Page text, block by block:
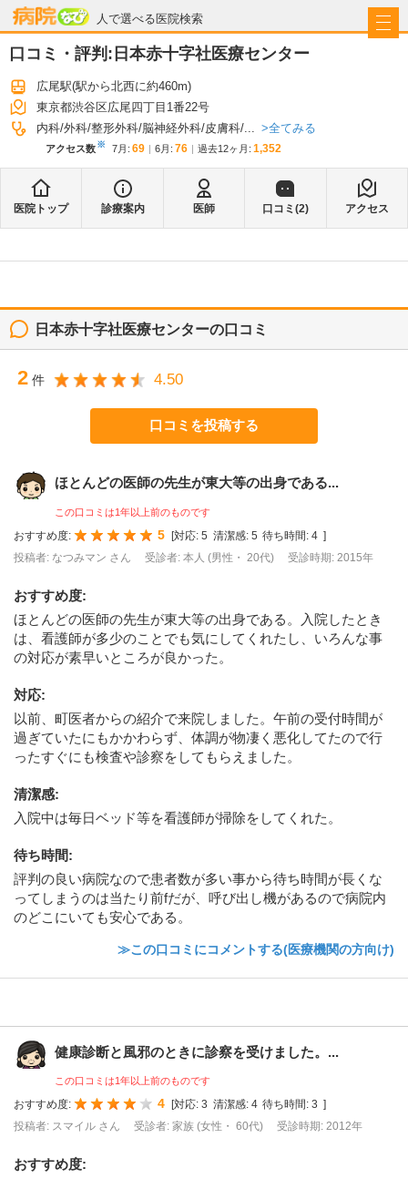
人で選べる医院検索
病院なび
口コミ・評判: 日本赤十字社医療センター
広尾駅(駅から北西に約460m)
東京都渋谷区広尾四丁目1番22号
内科 外科 整形外科 脳神経外科 皮膚科 ... 全てみる
アクセス数※ 7月 : 69 6月 : 76 過去12ヶ月: 1,352
医院トップ 診療案内 医師 口コミ(2) アクセス
日本赤十字社医療センターの口コミ
2 件 4.50
口コミを投稿する
ほとんどの医師の先生が東大等の出身である...
この口コミは1年以上前のものです
おすすめ度: 5 [対応: 5 清潔感: 5 待ち時間: 4 ]
投稿者: なつみマン さん
受診者: 本人 (男性・ 20代) 受診時期: 2015年
おすすめ度:
ほとんどの医師の先生が東大等の出身である。入院したとき
は、看護師が多少のことでも気にしてくれたし、いろんな事
の対応が素早いところが良かった。
対応:
以前、町医者からの紹介で来院しました。午前の受付時間が
過ぎていたにもかかわらず、体調が物凄く悪化してたので行
ったすぐにも検査や診察をしてもらえました。
清潔感:
入院中は毎日ベッド等を看護師が掃除をしてくれた。
待ち時間:
評判の良い病院なので患者数が多い事から待ち時間が長くな
ってしまうのは当たり前fだが、呼び出し機があるので病院内
のどこにいても安心である。
≫この口コミにコメントする(医療機関の方向け)
健康診断と風邪のときに診察を受けました。...
この口コミは1年以上前のものです
おすすめ度: 4 対応: 3 清潔感: 4 待ち時間: 3
投稿者: スマイル さん
受診者: 家族 (女性・ 60代) 受診時期: 2012年
おすすめ度: